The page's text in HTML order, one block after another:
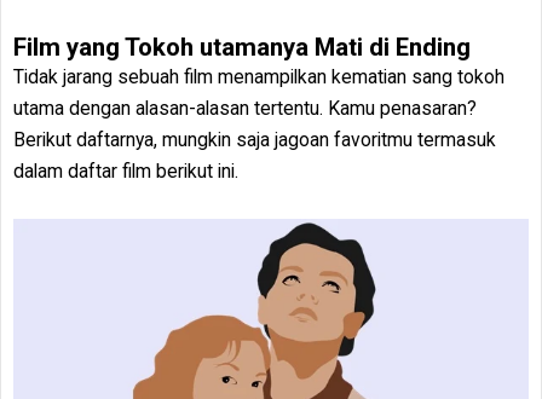
Film yang Tokoh utamanya Mati di Ending
Tidak jarang sebuah film menampilkan kematian sang tokoh
utama dengan alasan-alasan tertentu. Kamu penasaran?
Berikut daftarnya, mungkin saja jagoan favoritmu termasuk
dalam daftar film berikut ini.